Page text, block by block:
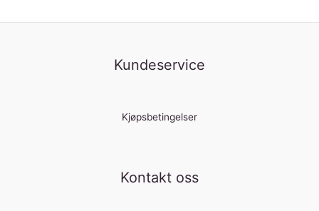
Kundeservice
Kjøpsbetingelser
Kontakt oss